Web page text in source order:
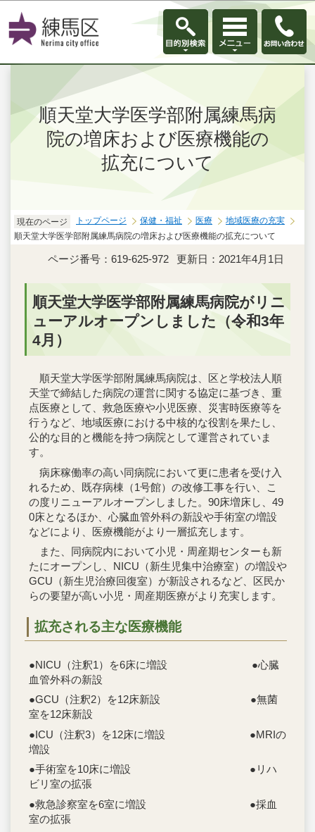
このページの本文へ移動
順天堂大学医学部附属練馬病
院の増床および医療機能の
拡充について
現在のページ トップページ 保健・福祉 医療
地域医療の充実
順天堂大学医学部附属練馬病院の増床および医療機能の拡充について
ページ番号：619-625-972 更新日：2021年4月1日
順天堂大学医学部附属練馬病院がリニ
ューアルオープンしました（令和3年
4月）
順天堂大学医学部附属練馬病院は、区と学校法人順
天堂で締結した病院の運営に関する協定に基づき、重
点医療として、救急医療や小児医療、災害時医療等を
行うなど、地域医療における中核的な役割を果たし、
公的な目的と機能を持つ病院として運営されていま
す。
病床稼働率の高い同病院において更に患者を受け入
れるため、既存病棟（1号館）の改修工事を行い、こ
の度リニューアルオープンしました。90床増床し、49
0床となるほか、心臓血管外科の新設や手術室の増設
などにより、医療機能がより一層拡充します。
また、同病院内において小児・周産期センターも新
たにオープンし、NICU（新生児集中治療室）の増設や
GCU（新生児治療回復室）が新設されるなど、区民か
らの要望が高い小児・周産期医療がより充実します。
拡充される主な医療機能
●NICU（注釈1）を6床に増設 ●心臓
血管外科の新設
●GCU（注釈2）を12床新設 ●無菌
室を12床新設
●ICU（注釈3）を12床に増設 ●MRIの
増設
●手術室を10床に増設 ●リハ
ビリ室の拡張
●救急診察室を6室に増設 ●採血
室の拡張